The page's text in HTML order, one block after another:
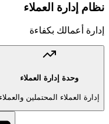
نظام إدارة العملاء
إدارة أعمالك بكفاءة
وحدة إدارة العملاء
إدارة العملاء المحتملين والعملاء